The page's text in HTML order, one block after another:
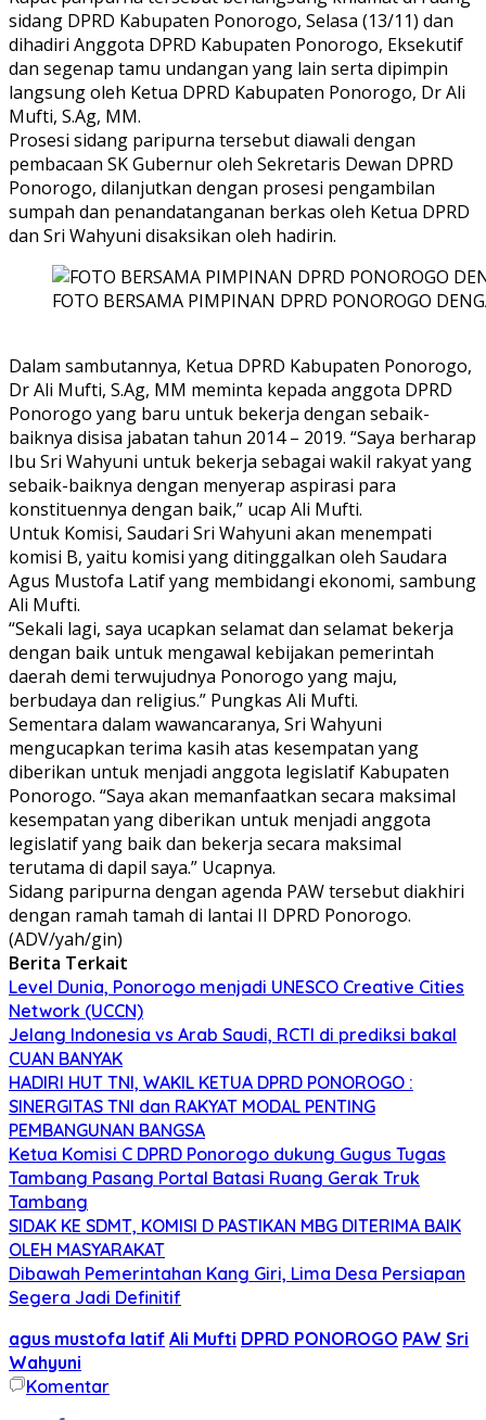
sidang DPRD Kabupaten Ponorogo, Selasa (13/11) dan
dihadiri Anggota DPRD Kabupaten Ponorogo, Eksekutif
dan segenap tamu undangan yang lain serta dipimpin
langsung oleh Ketua DPRD Kabupaten Ponorogo, Dr Ali
Mufti, S.Ag, MM.
Prosesi sidang paripurna tersebut diawali dengan
pembacaan SK Gubernur oleh Sekretaris Dewan DPRD
Ponorogo, dilanjutkan dengan prosesi pengambilan
sumpah dan penandatanganan berkas oleh Ketua DPRD
dan Sri Wahyuni disaksikan oleh hadirin.
FOTO BERSAMA PIMPINAN DPRD PONOROGO
Dalam sambutannya, Ketua DPRD Kabupaten Ponorogo,
Dr Ali Mufti, S.Ag, MM meminta kepada anggota DPRD
Ponorogo yang baru untuk bekerja dengan sebaik-
baiknya disisa jabatan tahun 2014 – 2019. “Saya berharap
Ibu Sri Wahyuni untuk bekerja sebagai wakil rakyat yang
sebaik-baiknya dengan menyerap aspirasi para
konstituennya dengan baik,” ucap Ali Mufti.
Untuk Komisi, Saudari Sri Wahyuni akan menempati
komisi B, yaitu komisi yang ditinggalkan oleh Saudara
Agus Mustofa Latif yang membidangi ekonomi, sambung
Ali Mufti.
“Sekali lagi, saya ucapkan selamat dan selamat bekerja
dengan baik untuk mengawal kebijakan pemerintah
daerah demi terwujudnya Ponorogo yang maju,
berbudaya dan religius.” Pungkas Ali Mufti.
Sementara dalam wawancaranya, Sri Wahyuni
mengucapkan terima kasih atas kesempatan yang
diberikan untuk menjadi anggota legislatif Kabupaten
Ponorogo. “Saya akan memanfaatkan secara maksimal
kesempatan yang diberikan untuk menjadi anggota
legislatif yang baik dan bekerja secara maksimal
terutama di dapil saya.” Ucapnya.
Sidang paripurna dengan agenda PAW tersebut diakhiri
dengan ramah tamah di lantai II DPRD Ponorogo.
(ADV/yah/gin)
Berita Terkait
Level Dunia, Ponorogo menjadi UNESCO Creative Cities
Network (UCCN)
Jelang Indonesia vs Arab Saudi, RCTI di prediksi bakal
CUAN BANYAK
HADIRI HUT TNI, WAKIL KETUA DPRD PONOROGO :
SINERGITAS TNI dan RAKYAT MODAL PENTING
PEMBANGUNAN BANGSA
Ketua Komisi C DPRD Ponorogo dukung Gugus Tugas
Tambang Pasang Portal Batasi Ruang Gerak Truk
Tambang
SIDAK KE SDMT, KOMISI D PASTIKAN MBG DITERIMA BAIK
OLEH MASYARAKAT
Dibawah Pemerintahan Kang Giri, Lima Desa Persiapan
Segera Jadi Definitif
agus mustofa latif Ali Mufti DPRD PONOROGO PAW Sri
Wahyuni
Komentar